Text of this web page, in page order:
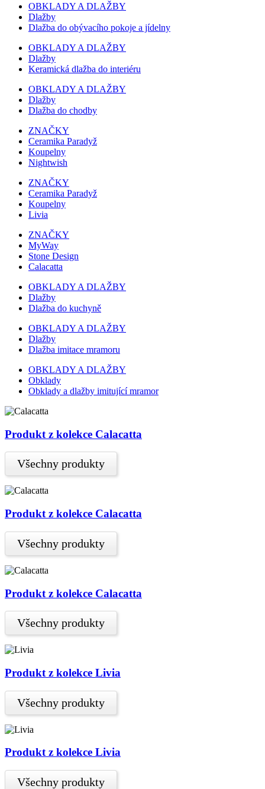
OBKLADY A DLAŽBY
Dlažby
Dlažba do obývacího pokoje a jídelny
OBKLADY A DLAŽBY
Dlažby
Keramická dlažba do interiéru
OBKLADY A DLAŽBY
Dlažby
Dlažba do chodby
ZNAČKY
Ceramika Paradyž
Koupelny
Nightwish
ZNAČKY
Ceramika Paradyž
Koupelny
Livia
ZNAČKY
MyWay
Stone Design
Calacatta
OBKLADY A DLAŽBY
Dlažby
Dlažba do kuchyně
OBKLADY A DLAŽBY
Dlažby
Dlažba imitace mramoru
OBKLADY A DLAŽBY
Obklady
Obklady a dlažby imitující mramor
Produkt z kolekce Calacatta
Všechny produkty
Produkt z kolekce Calacatta
Všechny produkty
Produkt z kolekce Calacatta
Všechny produkty
Produkt z kolekce Livia
Všechny produkty
Produkt z kolekce Livia
Všechny produkty